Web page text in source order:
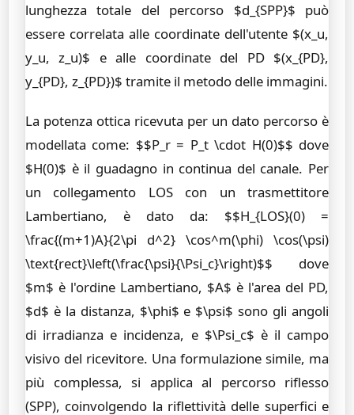
lunghezza totale del percorso $d_{SPP}$ può
essere correlata alle coordinate dell'utente $(x_u,
y_u, z_u)$ e alle coordinate del PD $(x_{PD},
y_{PD}, z_{PD})$ tramite il metodo delle immagini.
La potenza ottica ricevuta per un dato percorso è
modellata come: $$P_r = P_t \cdot H(0)$$ dove
$H(0)$ è il guadagno in continua del canale. Per
un collegamento LOS con un trasmettitore
Lambertiano, è dato da: $$H_{LOS}(0) =
\frac{(m+1)A}{2\pi d^2} \cos^m(\phi) \cos(\psi)
\text{rect}\left(\frac{\psi}{\Psi_c}\right)$$ dove
$m$ è l'ordine Lambertiano, $A$ è l'area del PD,
$d$ è la distanza, $\phi$ e $\psi$ sono gli angoli
di irradianza e incidenza, e $\Psi_c$ è il campo
visivo del ricevitore. Una formulazione simile, ma
più complessa, si applica al percorso riflesso
(SPP), coinvolgendo la riflettività delle superfici e